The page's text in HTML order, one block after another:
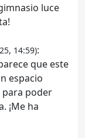
luce
14:59):
que este
espacio
para poder
¡Me ha